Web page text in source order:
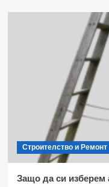
Строителство и Ремонт
Защо да си изберем